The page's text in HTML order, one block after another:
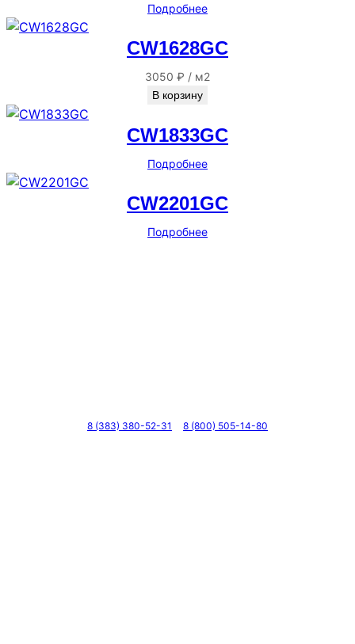
Подробнее
CW1628GC
3050 ₽ / м2
В корзину
CW1833GC
Подробнее
CW2201GC
Подробнее
8 (383) 380-52-31 8 (800) 505-14-80